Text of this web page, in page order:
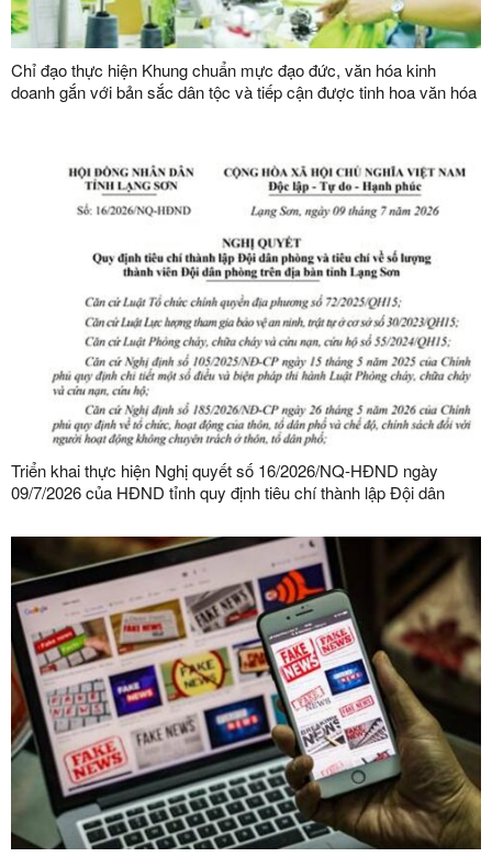
Chỉ đạo thực hiện Khung chuẩn mực đạo đức, văn hóa kinh
doanh gắn với bản sắc dân tộc và tiếp cận được tinh hoa văn hóa
Triển khai thực hiện Nghị quyết số 16/2026/NQ-HĐND ngày
09/7/2026 của HĐND tỉnh quy định tiêu chí thành lập Đội dân
bàn tỉnh